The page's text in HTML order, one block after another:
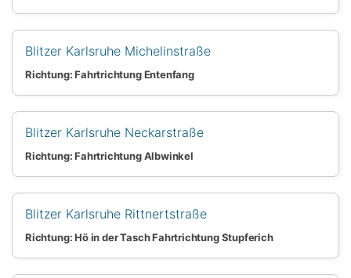
Blitzer Karlsruhe Michelinstraße
Richtung: Fahrtrichtung Entenfang
Blitzer Karlsruhe Neckarstraße
Richtung: Fahrtrichtung Albwinkel
Blitzer Karlsruhe Rittnertstraße
Richtung: Hö in der Tasch Fahrtrichtung Stupferich